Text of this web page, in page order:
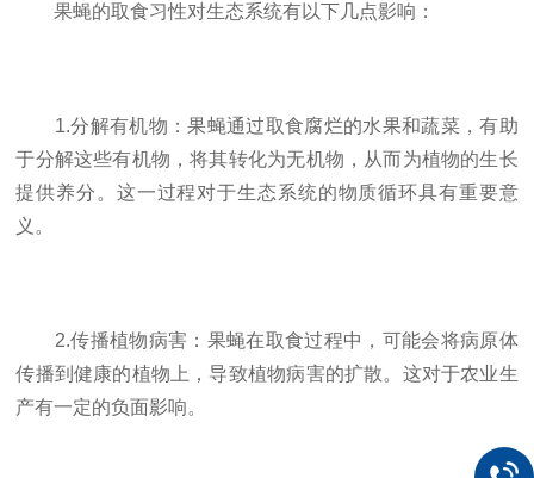
果蝇的取食习性对生态系统有以下几点影响：
1.分解有机物：果蝇通过取食腐烂的水果和蔬菜，有助
于分解这些有机物，将其转化为无机物，从而为植物的生长
提供养分。这一过程对于生态系统的物质循环具有重要意
义。
2.传播植物病害：果蝇在取食过程中，可能会将病原体
传播到健康的植物上，导致植物病害的扩散。这对于农业生
产有一定的负面影响。